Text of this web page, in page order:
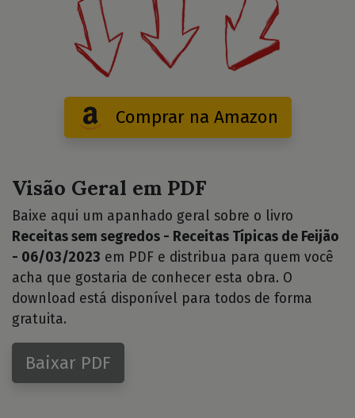
Comprar na Amazon
Visão Geral em PDF
Baixe aqui um apanhado geral sobre o livro
Receitas sem segredos - Receitas Típicas de Feijão
- 06/03/2023 em PDF e distribua para quem você
acha que gostaria de conhecer esta obra. O
download está disponível para todos de forma
gratuita.
Baixar PDF